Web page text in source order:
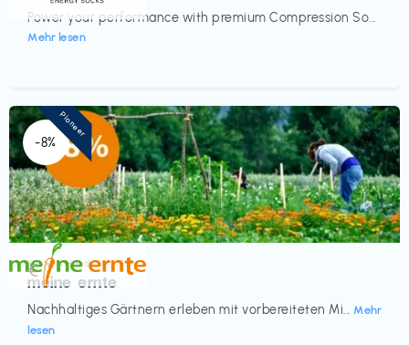
Power your performance with premium Compression So...
Mehr lesen
-8%
Küche & Haushalt
meine ernte
Nachhaltiges Gärtnern erleben mit vorbereiteten Mi... Mehr
lesen
€‎
Pioneer